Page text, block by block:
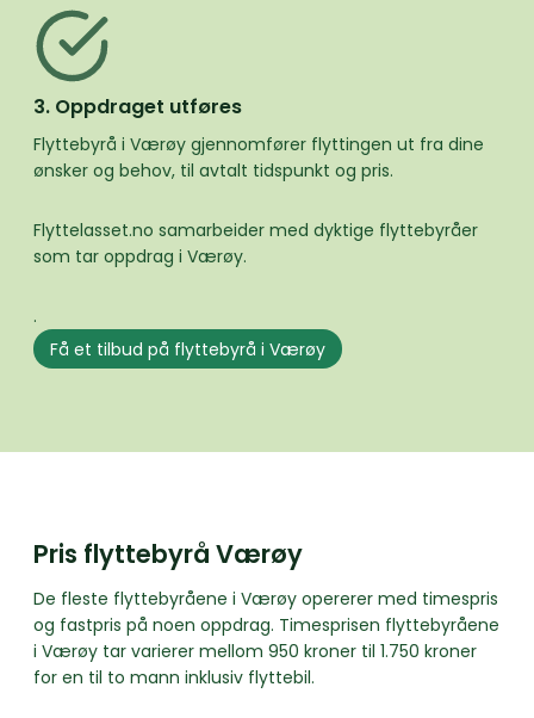
3. Oppdraget utføres
Flyttebyrå i Værøy gjennomfører flyttingen ut fra dine
ønsker og behov, til avtalt tidspunkt og pris.
Flyttelasset.no samarbeider med dyktige flyttebyråer
som tar oppdrag i Værøy.
.
Få et tilbud på flyttebyrå i Værøy
Pris flyttebyrå Værøy
De fleste flyttebyråene i Værøy opererer med timespris
og fastpris på noen oppdrag. Timesprisen flyttebyråene
i Værøy tar varierer mellom 950 kroner til 1.750 kroner
for en til to mann inklusiv flyttebil.